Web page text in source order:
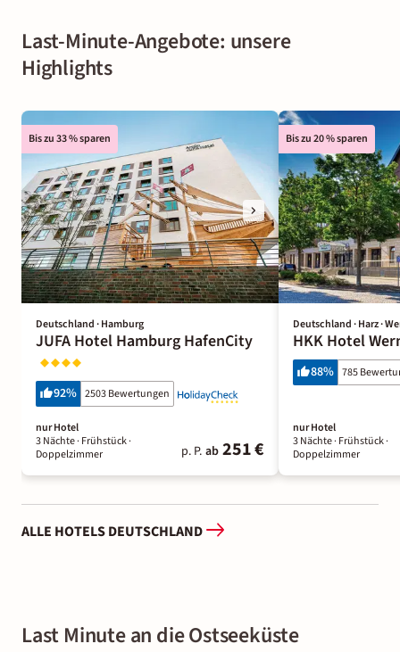
Last-Minute-Angebote: unsere
Highlights
Bis zu 33 % sparen
Deutschland · Hamburg
JUFA Hotel Hamburg HafenCity
92% 2503 Bewertungen
nur Hotel
3 Nächte· Frühstück·
Doppelzimmer
p. P. ab 251 €
Bis zu 20 % sparen
Deutschland · Harz ·
HKK Hotel
88% 785
nur Hotel
3 Nächte· Frühstück·
Doppelzimmer
ALLE HOTELS DEUTSCHLAND
Last Minute an die Ostseeküste